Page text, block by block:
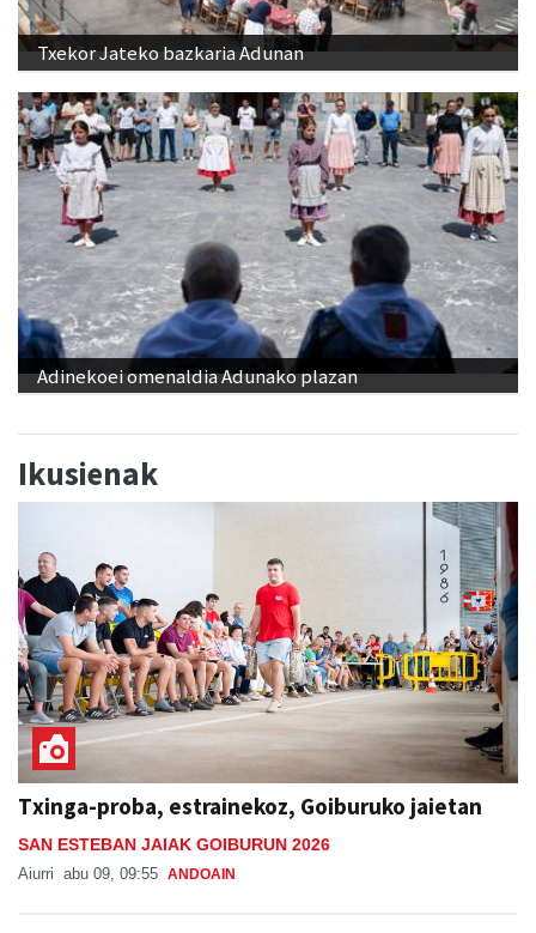
Txekor Jateko bazkaria Adunan
Adinekoei omenaldia Adunako plazan
Ikusienak
Txinga-proba, estrainekoz, Goiburuko jaietan
SAN ESTEBAN JAIAK GOIBURUN 2026
Aiurri abu 09, 09:55 ANDOAIN